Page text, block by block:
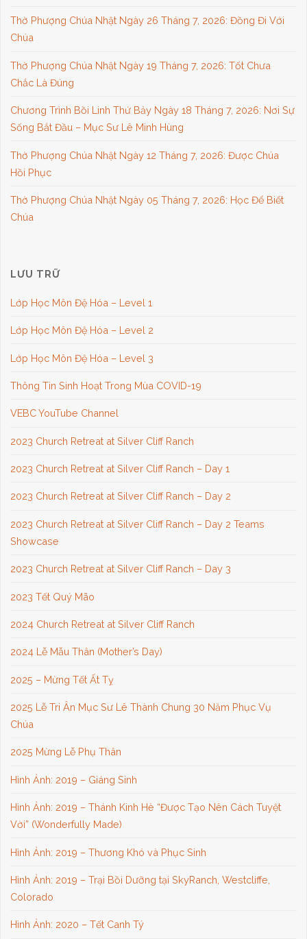
Thờ Phượng Chúa Nhật Ngày 26 Tháng 7, 2026: Đồng Đi Với
Chúa
Thờ Phượng Chúa Nhật Ngày 19 Tháng 7, 2026: Tốt Chưa
Chắc Là Đúng
Chương Trình Bồi Linh Thứ Bảy Ngày 18 Tháng 7, 2026: Nơi Sự
Sống Bắt Đầu – Mục Sư Lê Minh Hùng
Thờ Phượng Chúa Nhật Ngày 12 Tháng 7, 2026: Được Chúa
Hồi Phục
Thờ Phượng Chúa Nhật Ngày 05 Tháng 7, 2026: Học Để Biết
Chúa
LƯU TRỮ
Lớp Học Môn Đệ Hóa – Level 1
Lớp Học Môn Đệ Hóa – Level 2
Lớp Học Môn Đệ Hóa – Level 3
Thông Tin Sinh Hoạt Trong Mùa COVID-19
VEBC YouTube Channel
2023 Church Retreat at Silver Cliff Ranch
2023 Church Retreat at Silver Cliff Ranch – Day 1
2023 Church Retreat at Silver Cliff Ranch – Day 2
2023 Church Retreat at Silver Cliff Ranch – Day 2 Teams
Showcase
2023 Church Retreat at Silver Cliff Ranch – Day 3
2023 Tết Quý Mão
2024 Church Retreat at Silver Cliff Ranch
2024 Lễ Mẫu Thân (Mother’s Day)
2025 – Mừng Tết Ất Tỵ
2025 Lễ Tri Ân Mục Sư Lê Thành Chung 30 Năm Phục Vụ
Chúa
2025 Mừng Lễ Phụ Thân
Hình Ảnh: 2019 – Giáng Sinh
Hình Ảnh: 2019 – Thánh Kinh Hè “Được Tạo Nên Cách Tuyệt
Vời” (Wonderfully Made)
Hình Ảnh: 2019 – Thương Khó và Phục Sinh
Hình Ảnh: 2019 – Trại Bồi Dưỡng tại SkyRanch, Westcliffe,
Colorado
Hình Ảnh: 2020 – Tết Canh Tý